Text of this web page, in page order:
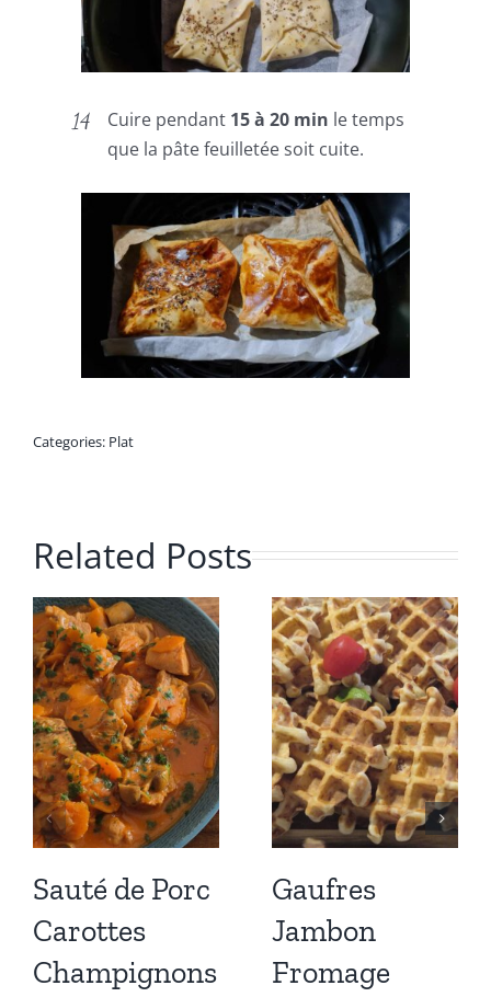
Cuire pendant 15 à 20 min le temps
que la pâte feuilletée soit cuite.
Categories: Plat
Related Posts
Sauté de Porc
Carottes
Champignons
Gaufres
Jambon
Fromage